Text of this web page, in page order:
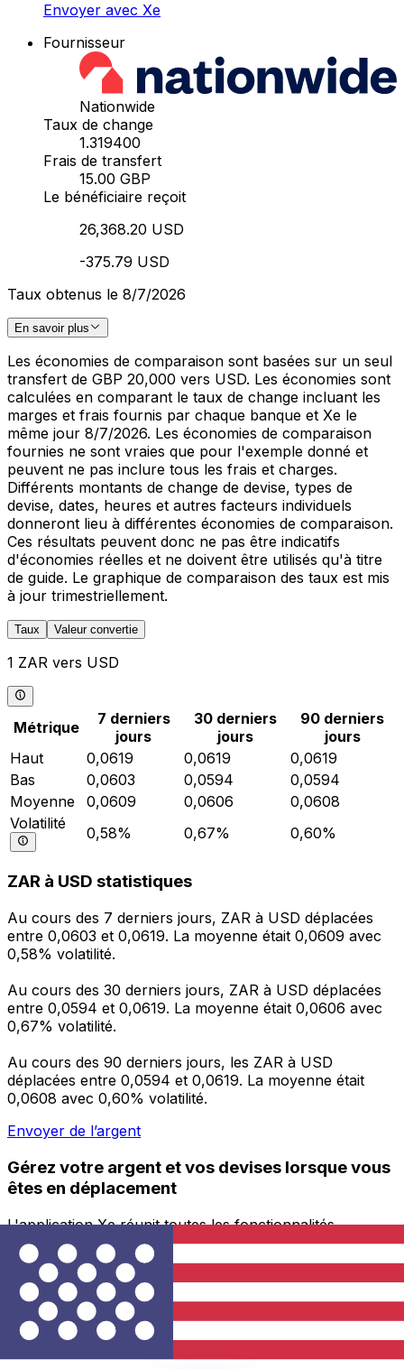
Envoyer avec Xe
Fournisseur
Nationwide
Taux de change
1.319400
Frais de transfert
15.00 GBP
Le bénéficiaire reçoit
26,368.20 USD
-375.79 USD
Taux obtenus le 8/7/2026
En savoir plus
Les économies de comparaison sont basées sur un seul
transfert de GBP 20,000 vers USD. Les économies sont
calculées en comparant le taux de change incluant les
marges et frais fournis par chaque banque et Xe le
même jour 8/7/2026. Les économies de comparaison
fournies ne sont vraies que pour l'exemple donné et
peuvent ne pas inclure tous les frais et charges.
Différents montants de change de devise, types de
devise, dates, heures et autres facteurs individuels
donneront lieu à différentes économies de comparaison.
Ces résultats peuvent donc ne pas être indicatifs
d'économies réelles et ne doivent être utilisés qu'à titre
de guide. Le graphique de comparaison des taux est mis
à jour trimestriellement.
Taux Valeur convertie
1 ZAR vers USD
Métrique
7 derniers
jours
30 derniers
jours
90 derniers
jours
Haut
0,0619 0,0619
0,0619
Bas
0,0603 0,0594
0,0594
Moyenne
0,0609 0,0606
0,0608
Volatilité
0,58% 0,67% 0,60%
ZAR à USD statistiques
Au cours des 7 derniers jours, ZAR à USD déplacées
entre 0,0603 et 0,0619. La moyenne était 0,0609 avec
0,58% volatilité.
Au cours des 30 derniers jours, ZAR à USD déplacées
entre 0,0594 et 0,0619. La moyenne était 0,0606 avec
0,67% volatilité.
Au cours des 90 derniers jours, les ZAR à USD
déplacées entre 0,0594 et 0,0619. La moyenne était
0,0608 avec 0,60% volatilité.
Envoyer de l’argent
Gérez votre argent et vos devises lorsque vous
êtes en déplacement
L'application Xe réunit toutes les fonctionnalités
nécessaires pour vos transferts d'argent internationaux
et la gestion de vos devises. Convertissez des devises,
programmez des alertes de taux et transférez de
l'argent à l'étranger sans frais cachés. Téléchargez
l'application dès aujourd'hui !